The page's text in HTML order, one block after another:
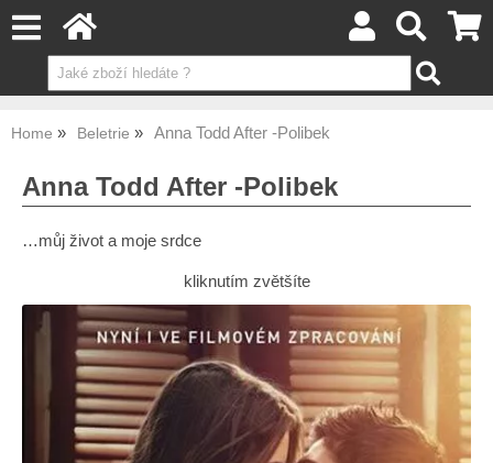
Home Beletrie Anna Todd After -Polibek
Anna Todd After -Polibek
…můj život a moje srdce
kliknutím zvětšíte